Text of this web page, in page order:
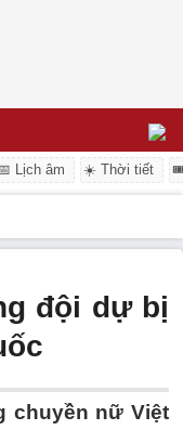
Lịch âm ☀️ Thời tiết
đội dự bị
chuyền nữ Việt